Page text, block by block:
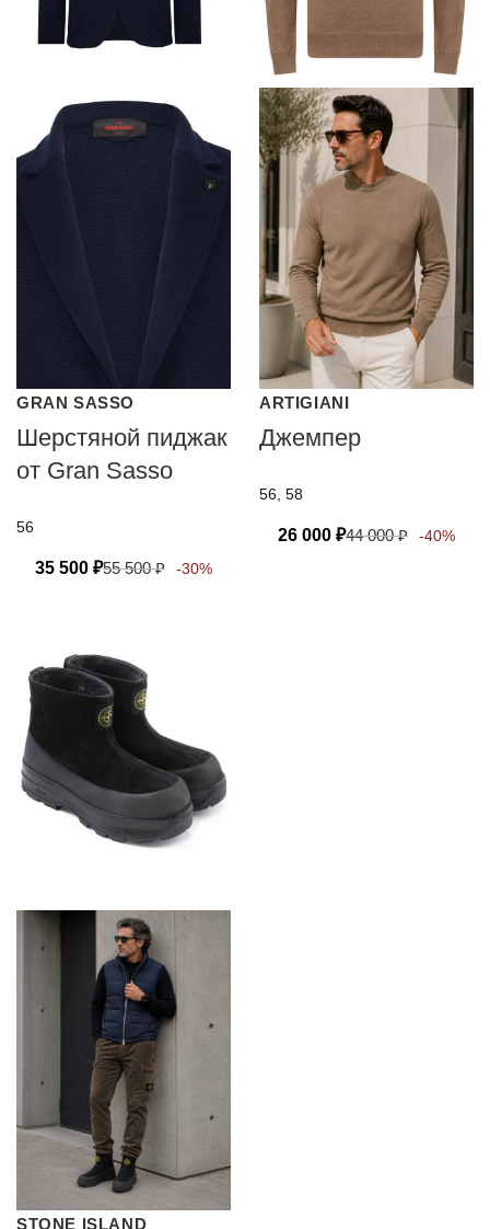
GRAN SASSO
Шерстяной пиджак
от Gran Sasso
56
35 500 ₽55 500₽ -30%
ARTIGIANI
Джемпер
56, 58
26 000 ₽44 000₽ -40%
STONE ISLAND